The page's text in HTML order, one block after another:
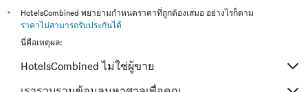
*
HotelsCombined พยายามกำหนดราคาที่ถูกต้องเสมอ อย่างไรก็ตาม
ราคาไม่สามารถรับประกันได้
นี่คือเหตุผล:
HotelsCombined ไม่ใช่ผู้ขาย